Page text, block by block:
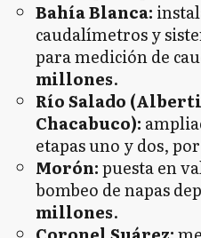
Bahía Blanca:
caudalímetros y
para medición de
millones.
Río Salado
Chacabuco):
etapas uno y dos, por
Morón:puesta en
bombeo de napas
millones.